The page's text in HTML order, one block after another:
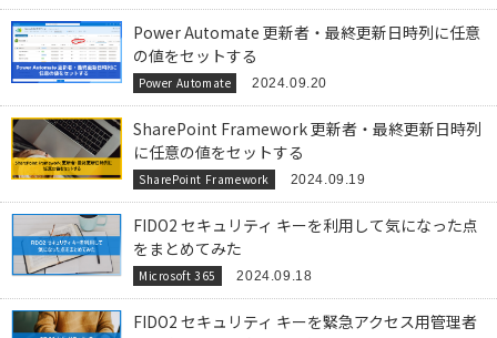
Power Automate 更新者・最終更新日時列に任意
の値をセットする
Power Automate 2024.09.20
SharePoint Framework 更新者・最終更新日時列
に任意の値をセットする
SharePoint Framework 2024.09.19
FIDO2 セキュリティ キーを利用して気になった点
をまとめてみた
Microsoft 365 2024.09.18
FIDO2 セキュリティ キーを緊急アクセス用管理者